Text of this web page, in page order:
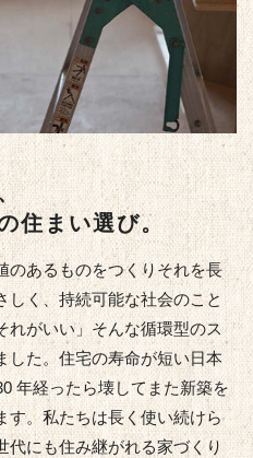
住まい選び。
のあるものをつくりそれを長
しく、持続可能な社会のこと
れがいい」そんな循環型のス
した。住宅の寿命が短い日本
年経ったら壊してまた新築を
す。私たちは長く使い続けら
代にも住み継がれる家づくり